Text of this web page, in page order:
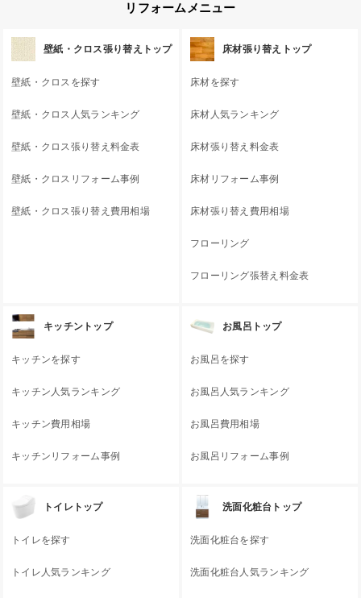
リフォームメニュー
壁紙・クロス張り替えトップ
壁紙・クロスを探す
壁紙・クロス人気ランキング
壁紙・クロス張り替え料金表
壁紙・クロスリフォーム事例
壁紙・クロス張り替え費用相場
床材張り替えトップ
床材を探す
床材人気ランキング
床材張り替え料金表
床材リフォーム事例
床材張り替え費用相場
フローリング
フローリング張替え料金表
キッチントップ
キッチンを探す
キッチン人気ランキング
キッチン費用相場
キッチンリフォーム事例
お風呂トップ
お風呂を探す
お風呂人気ランキング
お風呂費用相場
お風呂リフォーム事例
トイレトップ
トイレを探す
トイレ人気ランキング
洗面化粧台トップ
洗面化粧台を探す
洗面化粧台人気ランキング